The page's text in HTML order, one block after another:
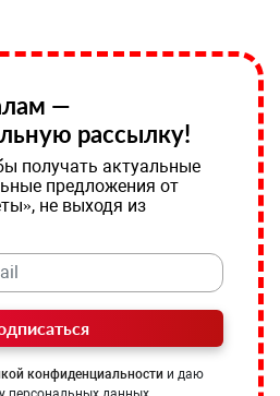
—
рассылку!
получать актуальные
предложения от
не выходя из
конфиденциальности и даю